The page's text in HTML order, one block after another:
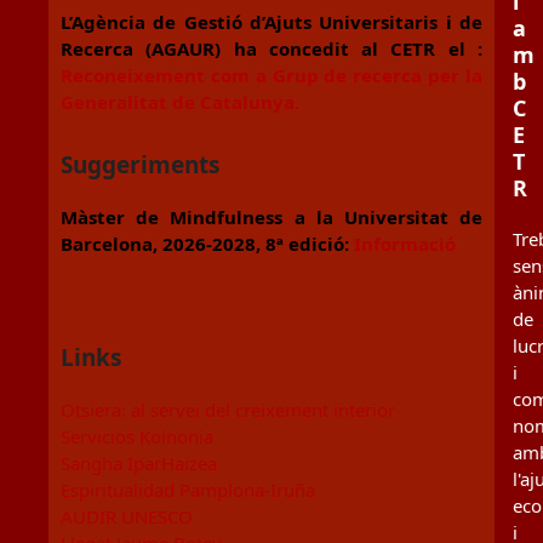
L’Agència de Gestió d’Ajuts Universitaris i de
Recerca (AGAUR) ha concedit al CETR el :
Reconeixement com a Grup de recerca per la
Generalitat de Catalunya.
Suggeriments
Màster de Mindfulness a la Universitat de
Barcelona, 2026-2028, 8ª edició: Informació
Links
Otsiera: al servei del creixement interior
Servicios Koinonia
Sangha IparHaizea
Espiritualidad Pamplona-Iruña
AUDIR UNESCO
a
m
b
C
E
T
R
de
i
i